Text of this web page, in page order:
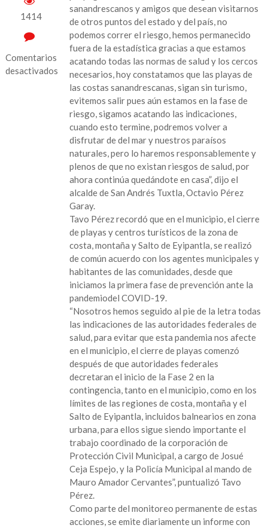
1414
Comentarios
desactivados
sanandrescanos y amigos que desean visitarnos
de otros puntos del estado y del país, no
podemos correr el riesgo, hemos permanecido
fuera de la estadística gracias a que estamos
acatando todas las normas de salud y los cercos
necesarios, hoy constatamos que las playas de
las costas sanandrescanas, sigan sin turismo,
evitemos salir pues aún estamos en la fase de
riesgo, sigamos acatando las indicaciones,
cuando esto termine, podremos volver a
disfrutar de del mar y nuestros paraísos
naturales, pero lo haremos responsablemente y
plenos de que no existan riesgos de salud, por
ahora continúa quedándote en casa”, dijo el
alcalde de San Andrés Tuxtla, Octavio Pérez
Garay.
Tavo Pérez recordó que en el municipio, el cierre
de playas y centros turísticos de la zona de
costa, montaña y Salto de Eyipantla, se realizó
de común acuerdo con los agentes municipales y
habitantes de las comunidades, desde que
iniciamos la primera fase de prevención ante la
pandemiodel COVID-19.
“Nosotros hemos seguido al pie de la letra todas
las indicaciones de las autoridades federales de
salud, para evitar que esta pandemia nos afecte
en el municipio, el cierre de playas comenzó
después de que autoridades federales
decretaran el inicio de la Fase 2 en la
contingencia, tanto en el municipio, como en los
límites de las regiones de costa, montaña y el
Salto de Eyipantla, incluidos balnearios en zona
urbana, para ellos sigue siendo importante el
trabajo coordinado de la corporación de
Protección Civil Municipal, a cargo de Josué
Ceja Espejo, y la Policía Municipal al mando de
Mauro Amador Cervantes”, puntualizó Tavo
Pérez.
Como parte del monitoreo permanente de estas
acciones, se emite diariamente un informe con